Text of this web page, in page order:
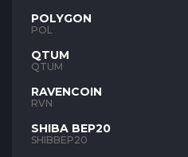
POLYGON
POL
QTUM
QTUM
RAVENCOIN
RVN
SHIBA BEP20
SHIBBEP20